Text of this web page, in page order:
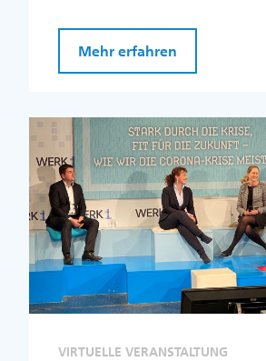
Mehr erfahren
VIRTUELLE VERANSTALTUNG